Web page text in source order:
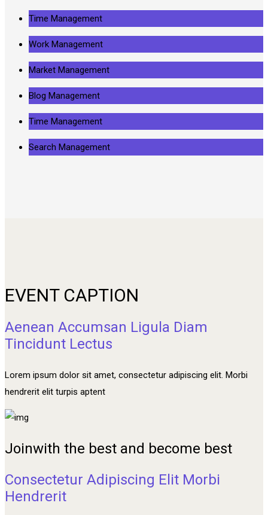
Time Management
Work Management
Market Management
Blog Management
Time Management
Search Management
EVENT CAPTION
Aenean Accumsan Ligula Diam
Tincidunt Lectus
Lorem ipsum dolor sit amet, consectetur adipiscing elit. Morbi
hendrerit elit turpis aptent
Joinwith the best and become best
Consectetur Adipiscing Elit Morbi
Hendrerit